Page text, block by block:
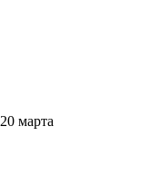
20 марта